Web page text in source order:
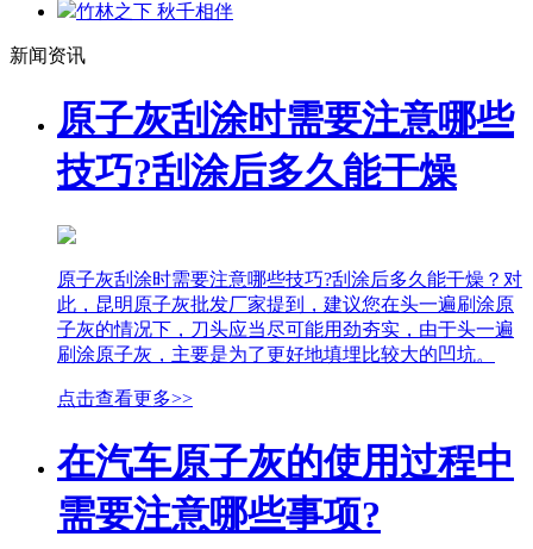
竹林之下 秋千相伴
新闻资讯
原子灰刮涂时需要注意哪些
技巧?刮涂后多久能干燥
原子灰刮涂时需要注意哪些技巧?刮涂后多久能干燥？对
此，昆明原子灰批发厂家提到，建议您在头一遍刷涂原
子灰的情况下，刀头应当尽可能用劲夯实，由于头一遍
刷涂原子灰，主要是为了更好地填埋比较大的凹坑。
点击查看更多>>
在汽车原子灰的使用过程中
需要注意哪些事项?